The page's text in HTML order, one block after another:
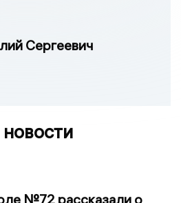
Сергеевич
№72 рассказали о